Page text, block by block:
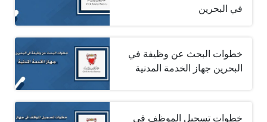
في البحرين
خطوات البحث عن وظيفة في
البحرين جهاز الخدمة المدنية
خطوات تسجيل الموظف في